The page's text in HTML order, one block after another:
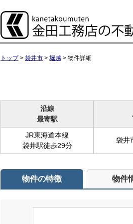
トップ> 袋井市 > 堀越 > 物件詳細
沿線
最寄駅
JR東海道本線
袋井駅徒歩29分
袋井
物件の特徴 物件